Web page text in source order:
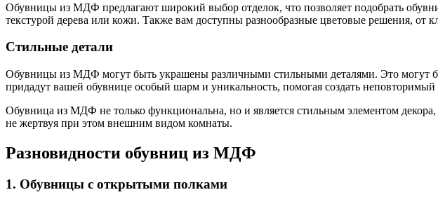
Обувницы из МДФ предлагают широкий выбор отделок, что позволяет подобрать
текстурой дерева или кожи. Также вам доступны разнообразные цветовые решения, от
Стильные детали
Обувницы из МДФ могут быть украшены различными стильными деталями. Это могут
придадут вашей обувнице особый шарм и уникальность, помогая создать неповторимый
Обувница из МДФ не только функциональна, но и является стильным элементом
не жертвуя при этом внешним видом комнаты.
Разновидности обувниц из МДФ
1. Обувницы с открытыми полками